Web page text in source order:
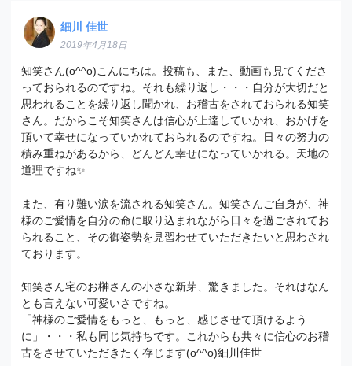
細川 佳世
2019年4月18日
知笑さん(o^^o)こんにちは。投稿も、また、動画も見てくださ
っておられるのですね。それも繰り返し・・・自分が大切だと
思われることを繰り返し聞かれ、お稽古をされておられる知笑
さん。だからこそ知笑さんは信心が上達していかれ、おかげを
頂いて幸せになっていかれておられるのですね。日々の努力の
積み重ねがあるから、どんどん幸せになっていかれる。天地の
道理ですね✨
また、有り難い涙を流される知笑さん。知笑さんご自身が、神
様のご愛情を自分の命に取り込まれながら日々を過ごされてお
られること、その御姿勢を見習わせていただきたいと思わされ
ております。
知笑さん宅のお榊さんの小さな新芽、驚きました。それはなん
とも言えない可愛いさですね。
「神様のご愛情をもっと、もっと、感じさせて頂けるよう
に」・・・私も同じ気持ちです。これからも共々に信心のお稽
古をさせていただきたく存じます(o^^o)細川佳世